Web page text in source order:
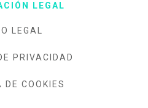
LEGAL
LEGAL
PRIVACIDAD
DE COOKIES